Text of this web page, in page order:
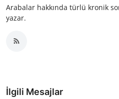
Arabalar hakkında türlü kronik
yazar.
İlgili Mesajlar